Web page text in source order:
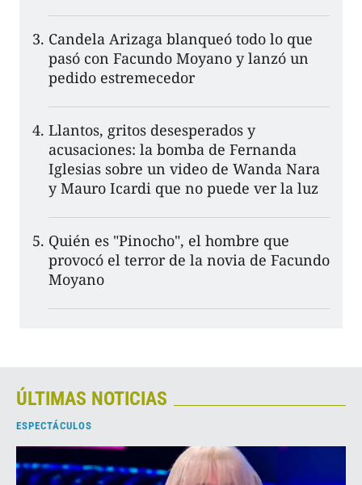
Candela Arizaga blanqueó todo lo que
pasó con Facundo Moyano y lanzó un
pedido estremecedor
Llantos, gritos desesperados y
acusaciones: la bomba de Fernanda
Iglesias sobre un video de Wanda Nara
y Mauro Icardi que no puede ver la luz
Quién es "Pinocho", el hombre que
provocó el terror de la novia de Facundo
Moyano
ÚLTIMAS NOTICIAS
ESPECTÁCULOS